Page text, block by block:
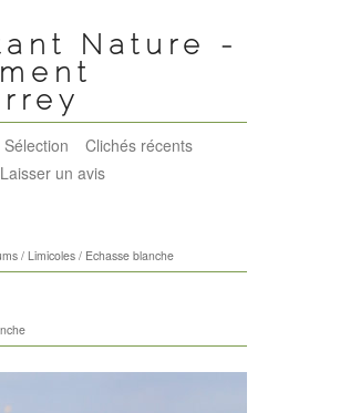
Nature -
Sélection
Clichés récents
Laisser un avis
/ Limicoles / Echasse blanche